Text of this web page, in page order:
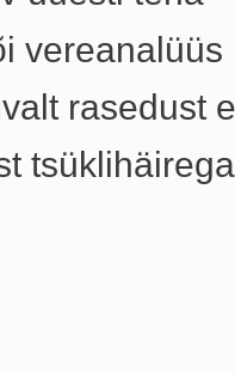
vereanalüüs
rasedust